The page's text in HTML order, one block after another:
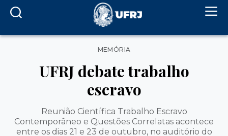
Categorias
MEMÓRIA
UFRJ debate trabalho
escravo
Reunião Científica Trabalho Escravo
Contemporâneo e Questões Correlatas acontece
entre os dias 21 e 23 de outubro, no auditório do